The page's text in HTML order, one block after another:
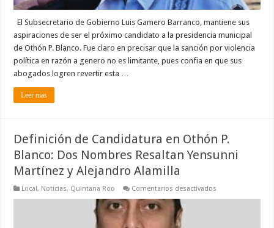
El Subsecretario de Gobierno Luis Gamero Barranco, mantiene sus
aspiraciones de ser el próximo candidato a la presidencia municipal
de Othón P. Blanco. Fue claro en precisar que la sanción por violencia
política en razón a genero no es limitante, pues confia en que sus
abogados logren revertir esta …
Leer mas
Definición de Candidatura en Othón P.
Blanco: Dos Nombres Resaltan Yensunni
Martínez y Alejandro Alamilla
Local, Noticias, Quintana Roo Comentarios desactivados